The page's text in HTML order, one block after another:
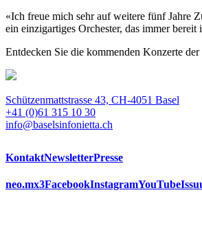
«Ich freue mich sehr auf weitere fünf Jahre
ein einzigartiges Orchester, das immer
Entdecken Sie die kommenden Konzerte
Schützenmattstrasse 43, CH-4051 Basel
+41 (0)61 315 10 30
info@baselsinfonietta.ch
KontaktNewsletterPresse
neo.mx3FacebookInstagramYouTube